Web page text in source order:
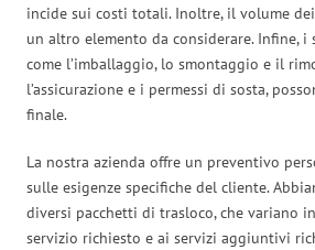
incide sui costi totali. Inoltre, il volume
un altro elemento da considerare. Infine,
come l’imballaggio, lo smontaggio e il
l’assicurazione e i permessi di sosta,
finale.
La nostra azienda offre un preventivo
sulle esigenze specifiche del cliente.
diversi pacchetti di trasloco, che variano
servizio richiesto e ai servizi aggiuntivi